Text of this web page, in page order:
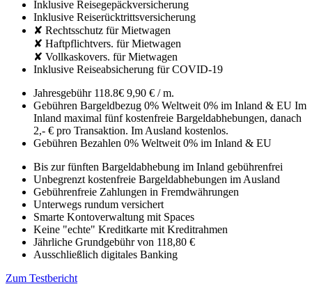
Inklusive Reisegepäckversicherung
Inklusive Reiserücktrittsversicherung
✘ Rechtsschutz für Mietwagen
✘ Haftpflichtvers. für Mietwagen
✘ Vollkaskovers. für Mietwagen
Inklusive Reiseabsicherung für COVID-19
Jahresgebühr 118.8€ 9,90 € / m.
Gebühren Bargeldbezug 0% Weltweit 0% im Inland & EU Im
Inland maximal fünf kostenfreie Bargeldabhebungen, danach
2,- € pro Transaktion. Im Ausland kostenlos.
Gebühren Bezahlen 0% Weltweit 0% im Inland & EU
Bis zur fünften Bargeldabhebung im Inland gebührenfrei
Unbegrenzt kostenfreie Bargeldabhebungen im Ausland
Gebührenfreie Zahlungen in Fremdwährungen
Unterwegs rundum versichert
Smarte Kontoverwaltung mit Spaces
Keine "echte" Kreditkarte mit Kreditrahmen
Jährliche Grundgebühr von 118,80 €
Ausschließlich digitales Banking
Zum Testbericht